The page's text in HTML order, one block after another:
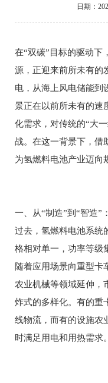
日期：
在“双碳”目标的驱动下
源，正迎来前所未有的
电，从海上风电储能到
景正在以前所未有的速
化需求，对传统的“大
战。在这一背景下，借
为氢燃料电池产业迈向
一、从“制造”到“智造”
过去，氢燃料电池系统
格相对单一，功率等级
随着应用场景向重型卡
农业机械等领域延伸，
炸式的多样化。有的重
线物流，而有的设施农
时满足用电和用热需求。